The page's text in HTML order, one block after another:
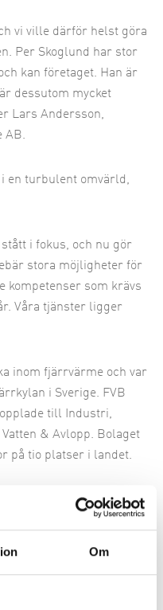
Om
vi ville därför helst göra
Per Skoglund har stor
kan företaget. Han är
dessutom mycket
Lars Andersson,
AB.
en turbulent omvärld,
i fokus, och nu gör
stora möjligheter för
kompetenser som krävs
Våra tjänster ligger
inom fjärrvärme och var
i Sverige. FVB
till Industri,
& Avlopp. Bolaget
på tio platser i landet.
organiskt inom våra
Dessutom vill vi bredda
avslutar Per Skoglund.